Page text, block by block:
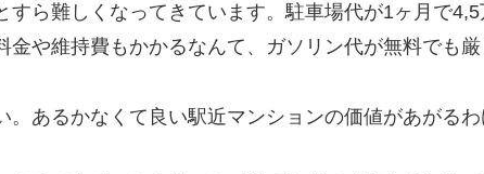
すら難しくなってきています。駐車場代が1ヶ月で
金や維持費もかかるなんて、ガソリン代が無料でも厳
。あるかなくて良い駅近マンションの価値があがるわ